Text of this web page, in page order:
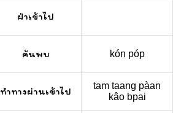
ฝ่าเข้าไป
ค้นพบ kón póp
ทำทางผ่านเข้าไป
tam taang pàan
kâo bpai